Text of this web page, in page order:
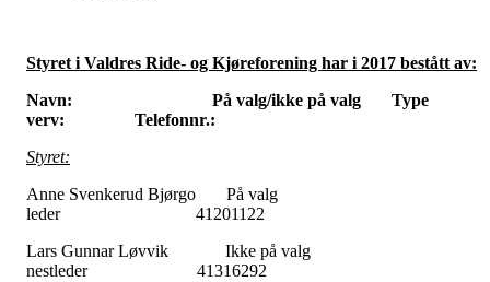
Styret i Valdres Ride- og Kjøreforening har i 2017 bestått av:
Navn: På valg/ikke på valg Type
verv: Telefonnr.:
Styret:
Anne Svenkerud Bjørgo På valg
leder 41201122
Lars Gunnar Løvvik Ikke på valg
nestleder 41316292